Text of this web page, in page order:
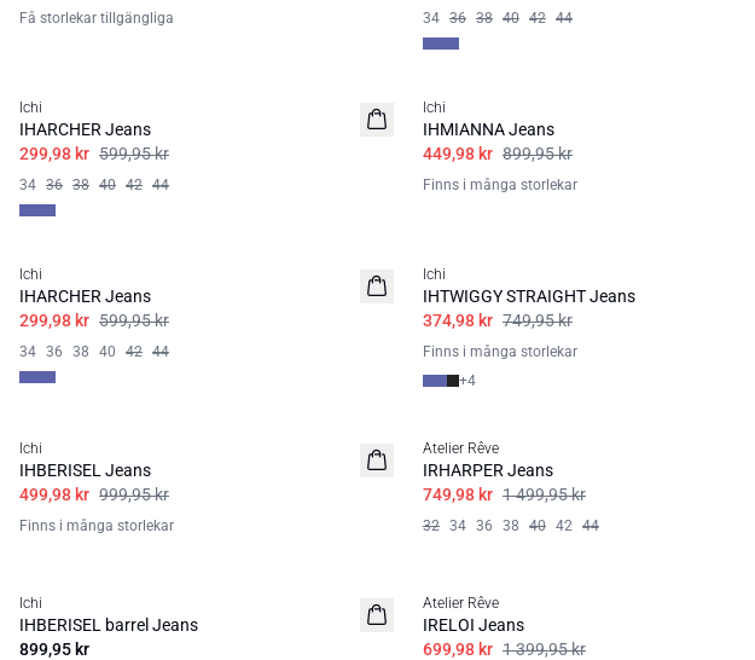
Få storlekar tillgängliga 34 36 38 40 42 44
Ichi
IHARCHER Jeans
299,98 kr 599,95 kr
34 36 38 40 42 44
Ichi
IHMIANNA Jeans
449,98 kr 899,95 kr
Finns i många storlekar
Ichi
IHARCHER Jeans
299,98 kr 599,95 kr
34 36 38 40 42 44
Ichi
IHTWIGGY STRAIGHT Jeans
374,98 kr 749,95 kr
Finns i många storlekar
+4
Ichi
IHBERISEL Jeans
499,98 kr 999,95 kr
Finns i många storlekar
Atelier Rêve
IRHARPER Jeans
749,98 kr 1 499,95 kr
32 34 36 38 40 42 44
Ichi
IHBERISEL barrel Jeans
899,95 kr
Atelier Rêve
IRELOI Jeans
699,98 kr 1 399,95 kr